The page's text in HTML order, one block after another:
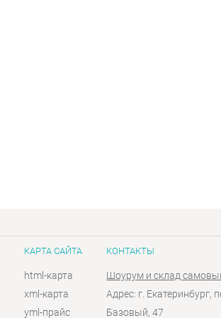
КАРТА САЙТА
html-карта
xml-карта
yml-прайс
КОНТАКТЫ
Шоурум и склад
Адрес: г. Екатеринбург,
Базовый, 47